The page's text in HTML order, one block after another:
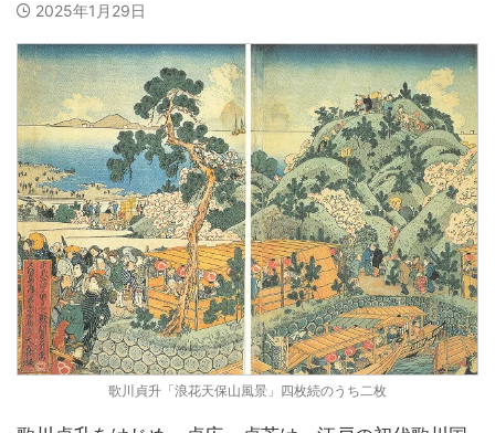
2025年1月29日
歌川貞升「浪花天保山風景」四枚続のうち二枚